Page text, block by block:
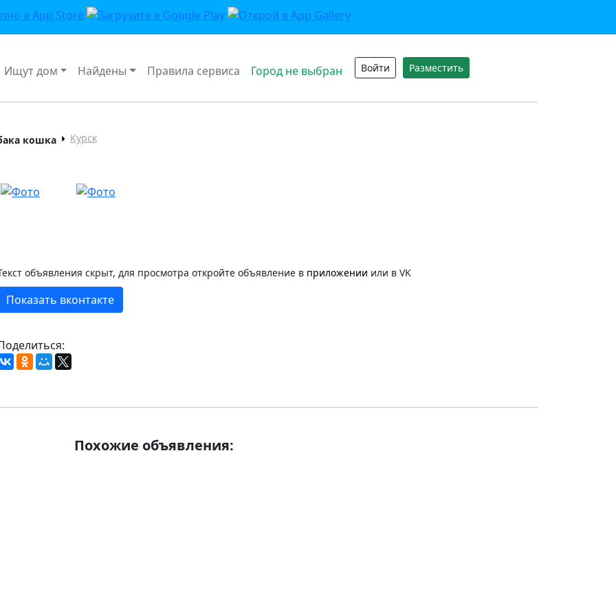
Ищут дом Найдены Правила сервиса Город не выбран Войти Разместить
кошка Курск
объявления скрыт, для просмотра откройте объявление в приложении или в VK
Показать вконтакте
Похожие объявления: